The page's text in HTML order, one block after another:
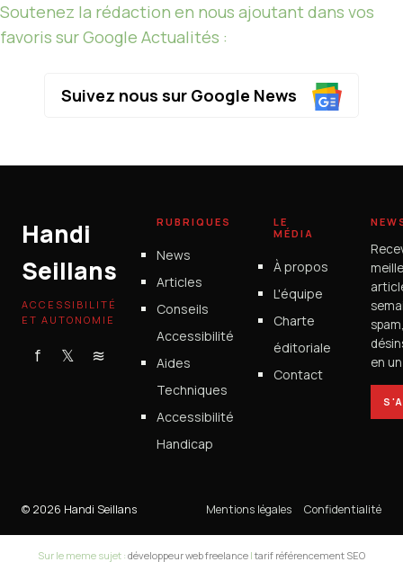
Soutenez la rédaction en nous ajoutant dans vos
favoris sur Google Actualités :
Suivez nous sur Google News
Handi
Seillans
ACCESSIBILITÉ
ET AUTONOMIE
f 𝕏 ≋
RUBRIQUES
News
Articles
Conseils
Accessibilité
Aides
Techniques
Accessibilité
Handicap
LE
MÉDIA
À propos
L'équipe
Charte
éditoriale
Contact
en
© 2026 Handi Seillans Mentions légales Confidentialité
Sur le meme sujet : développeur web freelance | tarif référencement SEO